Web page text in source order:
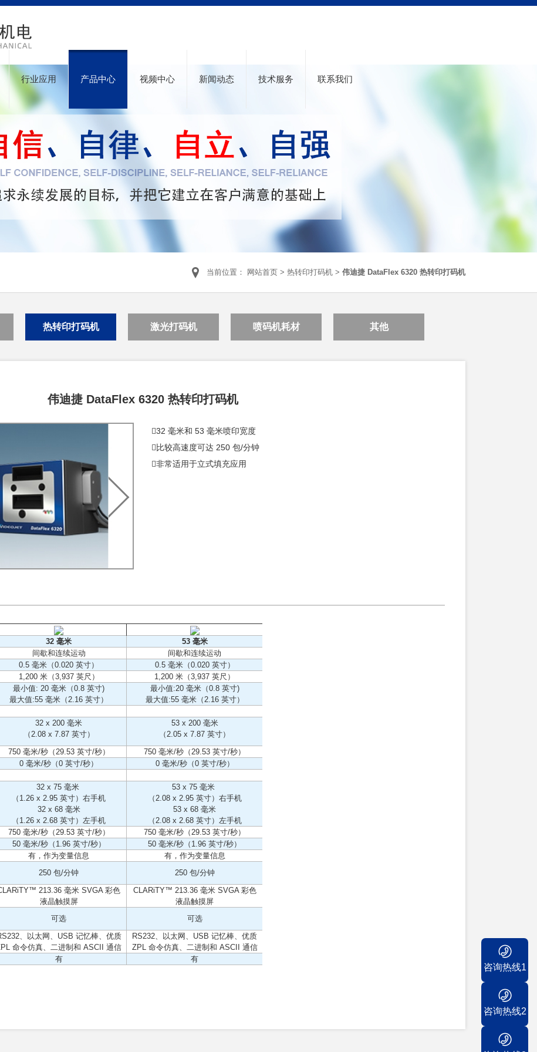
行业应用 产品中心 视频中心 新闻动态 技术服务 联系我们
当前位置： 网站首页 > 热转印打码机 > 伟迪捷 DataFlex 6320 热转印打码机
热转印打码机 激光打码机 喷码机耗材 其他
伟迪捷 DataFlex 6320 热转印打码机
32 毫米和 53 毫米喷印宽度
比较高速度可达 250 包/分钟
非常适用于立式填充应用
32 毫米
53 毫米
间歇和连续运动
间歇和连续运动
0.5 毫米（0.020 英寸）
0.5 毫米（0.020 英寸）
1,200 米（3,937 英尺）
1,200 米（3,937 英尺）
最小值: 20 毫米（0.8 英寸)
最大值:55 毫米（2.16 英寸）
最小值:20 毫米（0.8 英寸)
最大值:55 毫米（2.16 英寸）
32 x 200 毫米
（2.08 x 7.87 英寸）
53 x 200 毫米
（2.05 x 7.87 英寸）
750 毫米/秒（29.53 英寸/秒）
750 毫米/秒（29.53 英寸/秒）
0 毫米/秒（0 英寸/秒）
0 毫米/秒（0 英寸/秒）
32 x 75 毫米
（1.26 x 2.95 英寸）右手机
32 x 68 毫米
（1.26 x 2.68 英寸）左手机
53 x 75 毫米
（2.08 x 2.95 英寸）右手机
53 x 68 毫米
（2.08 x 2.68 英寸）左手机
750 毫米/秒（29.53 英寸/秒）
750 毫米/秒（29.53 英寸/秒）
50 毫米/秒（1.96 英寸/秒）
50 毫米/秒（1.96 英寸/秒）
有，作为变量信息
有，作为变量信息
250 包/分钟 250 包/分钟
213.36 毫米 SVGA 彩色
液晶触摸屏
CLARiTY™ 213.36 毫米 SVGA 彩色
液晶触摸屏
可选 可选
、以太网、USB 记忆棒、优质
命令仿真、二进制和 ASCII 通信
RS232、以太网、USB 记忆棒、优质
ZPL 命令仿真、二进制和 ASCII 通信
有 有
咨询热线1
咨询热线2